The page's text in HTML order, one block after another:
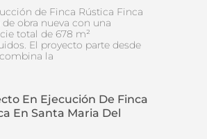
de Finca Rústica Finca
de obra nueva con una
total de 678 m²
El proyecto parte desde
la
En Ejecución De Finca
En Santa Maria Del